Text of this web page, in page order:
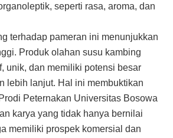
seperti rasa, aroma, dan
terhadap pameran ini menunjukkan
Produk olahan susu kambing
unik, dan memiliki potensi besar
lebih lanjut. Hal ini membuktikan
Peternakan Universitas Bosowa
karya yang tidak hanya bernilai
memiliki prospek komersial dan